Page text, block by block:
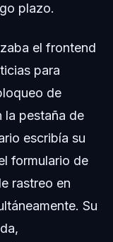
plazo.
el frontend
para
de
la pestaña de
escribía su
formulario de
rastreo en
Su